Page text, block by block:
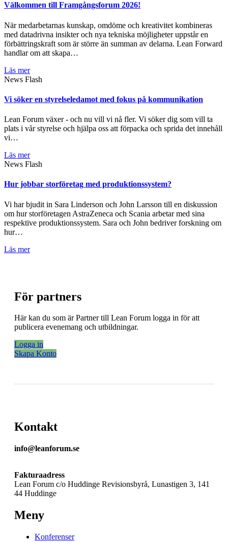
Välkommen till Framgångsforum 2026!
När medarbetarnas kunskap, omdöme och kreativitet kombineras
med datadrivna insikter och nya tekniska möjligheter uppstår en
förbättringskraft som är större än summan av delarna. Lean Forward
handlar om att skapa…
Läs mer
News Flash
Vi söker en styrelseledamot med fokus på kommunikation
Lean Forum växer - och nu vill vi nå fler. Vi söker dig som vill ta
plats i vår styrelse och hjälpa oss att förpacka och sprida det innehåll
vi…
Läs mer
News Flash
Hur jobbar storföretag med produktionssystem?
Vi har bjudit in Sara Linderson och John Larsson till en diskussion
om hur storföretagen AstraZeneca och Scania arbetar med sina
respektive produktionssystem. Sara och John bedriver forskning om
hur…
Läs mer
För partners
Här kan du som är Partner till Lean Forum logga in för att
publicera evenemang och utbildningar.
Logga in
Skapa Konto
Kontakt
info@leanforum.se
Fakturaadress
Lean Forum c/o Huddinge Revisionsbyrå, Lunastigen 3, 141
44 Huddinge
Meny
Konferenser